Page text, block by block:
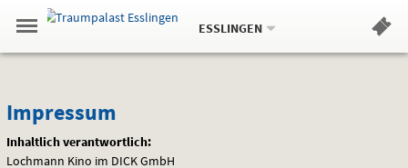
Springe
zum
,zum
.
Navigation
Gehe
zur
Standortauswahl
Standort:
ESSLINGEN.
Hinweis
Impressum
Impressum
Inhaltlich verantwortlich:
Lochmann Kino im DICKGmbH